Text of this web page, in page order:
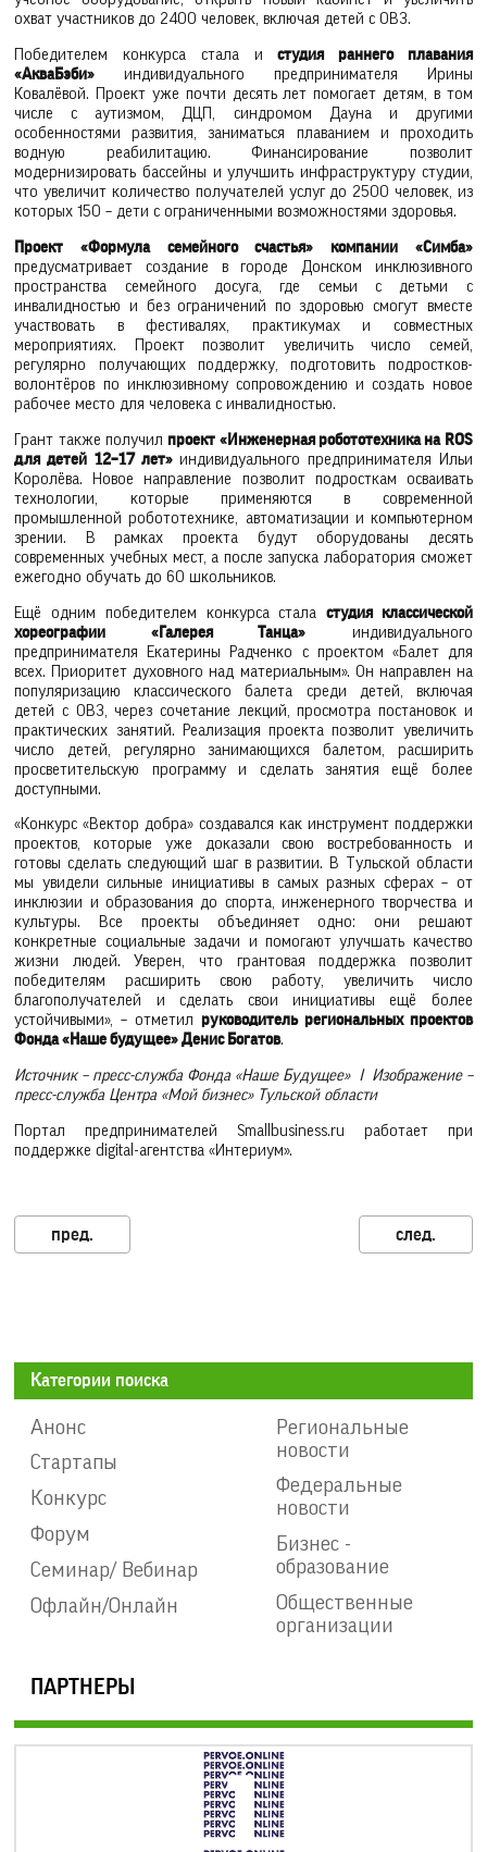
охват участников до 2400 человек, включая детей с ОВЗ.
Победителем конкурса стала истудия раннего плавания
«АкваБэби» индивидуального предпринимателя Ирины
Ковалёвой. Проект уже почти десять лет помогает детям, в том
числе с аутизмом, ДЦП, синдромом Дауна и другими
особенностями развития, заниматься плаванием и проходить
водную реабилитацию. Финансирование позволит
модернизировать бассейны и улучшить инфраструктуру студии,
что увеличит количество получателей услуг до 2500 человек, из
которых 150 – дети с ограниченными возможностями здоровья.
Проект «Формула семейного счастья» компании «Симба»
предусматривает создание в городе Донском инклюзивного
пространства семейного досуга, где семьи с детьми с
инвалидностью и без ограничений по здоровью смогут вместе
участвовать в фестивалях, практикумах и совместных
мероприятиях. Проект позволит увеличить число семей,
регулярно получающих поддержку, подготовить подростков-
волонтёров по инклюзивному сопровождению и создать новое
рабочее место для человека с инвалидностью.
Грант также получилпроект «Инженерная робототехника на ROS
для детей 12–17 лет»индивидуального предпринимателя Ильи
Королёва. Новое направление позволит подросткам осваивать
технологии, которые применяются в современной
промышленной робототехнике, автоматизации и компьютерном
зрении. В рамках проекта будут оборудованы десять
современных учебных мест, а после запуска лаборатория сможет
ежегодно обучать до 60 школьников.
Ещё одним победителем конкурса стала студия классической
хореографии «Галерея Танца» индивидуального
предпринимателя Екатерины Радченко с проектом «Балет для
всех. Приоритет духовного над материальным». Он направлен на
популяризацию классического балета среди детей, включая
детей с ОВЗ, через сочетание лекций, просмотра постановок и
практических занятий. Реализация проекта позволит увеличить
число детей, регулярно занимающихся балетом, расширить
просветительскую программу и сделать занятия ещё более
доступными.
«Конкурс «Вектор добра» создавался как инструмент поддержки
проектов, которые уже доказали свою востребованность и
готовы сделать следующий шаг в развитии. В Тульской области
мы увидели сильные инициативы в самых разных сферах – от
инклюзии и образования до спорта, инженерного творчества и
культуры. Все проекты объединяет одно: они решают
конкретные социальные задачи и помогают улучшать качество
жизни людей. Уверен, что грантовая поддержка позволит
победителям расширить свою работу, увеличить число
благополучателей и сделать свои инициативы ещё более
устойчивыми», – отметил руководитель региональных проектов
Фонда «Наше будущее» Денис Богатов.
Источник – пресс-служба Фонда «Наше Будущее» I Изображение –
пресс-служба Центра «Мой бизнес» Тульской области
Портал предпринимателей Smallbusiness.ru работает при
поддержке digital-агентства «Интериум».
Категории поиска
Анонс
Стартапы
Конкурс
Форум
Семинар/ Вебинар
Офлайн/Онлайн
Региональные
новости
Федеральные
новости
Бизнес -
образование
Общественные
организации
ПАРТНЕРЫ